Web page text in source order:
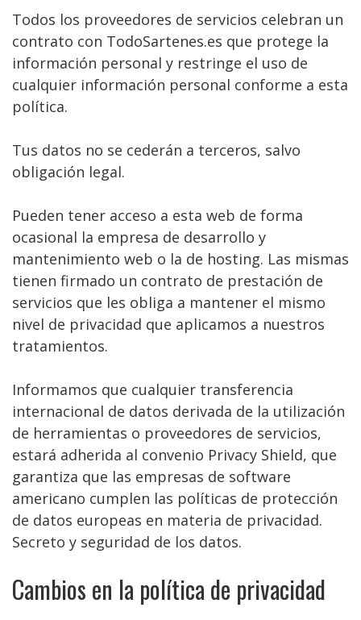
Todos los proveedores de servicios celebran un
contrato con TodoSartenes.es que protege la
información personal y restringe el uso de
cualquier información personal conforme a esta
política.
Tus datos no se cederán a terceros, salvo
obligación legal.
Pueden tener acceso a esta web de forma
ocasional la empresa de desarrollo y
mantenimiento web o la de hosting. Las mismas
tienen firmado un contrato de prestación de
servicios que les obliga a mantener el mismo
nivel de privacidad que aplicamos a nuestros
tratamientos.
Informamos que cualquier transferencia
internacional de datos derivada de la utilización
de herramientas o proveedores de servicios,
estará adherida al convenio Privacy Shield, que
garantiza que las empresas de software
americano cumplen las políticas de protección
de datos europeas en materia de privacidad.
Secreto y seguridad de los datos.
Cambios en la política de privacidad